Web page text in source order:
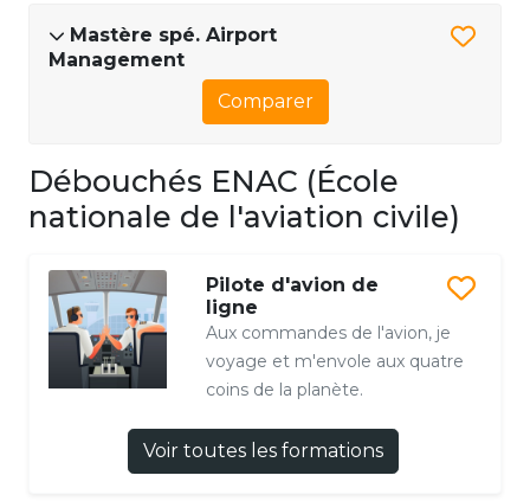
Mastère spé. Airport
Management
Comparer
Débouchés ENAC (École
nationale de l'aviation civile)
Pilote d'avion de
ligne
Aux commandes de l'avion, je
voyage et m'envole aux quatre
coins de la planète.
Voir toutes les formations